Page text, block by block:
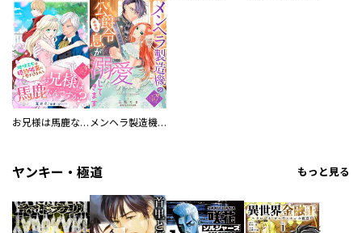
お兄様は馬鹿なんですか？～地味王女は婚約破棄に巻き込まれる～ メンヘラ製造機の公爵令息（過保護）が溺愛してきます
ヤンキー・極道 もっと見る